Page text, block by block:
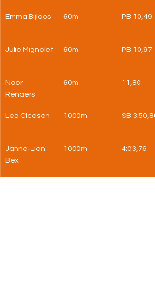
Emma Bijloos 60m PB 10,49
Julie Mignolet 60m PB 10,97
Noor
Renaers
60m 11,80
Lea Claesen 1000m SB 3:50,80
Janne-Lien
Bex
1000m 4:03,76